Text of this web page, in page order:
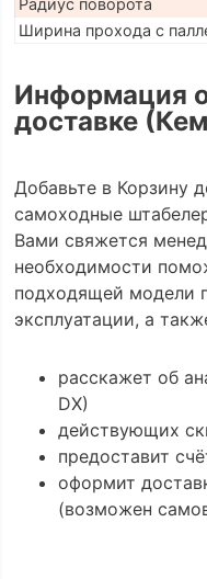
Радиус поворота
Ширина прохода с
Информация
доставке
Добавьте в Корзину
самоходные
Вами свяжется
необходимости
подходящей модели
эксплуатации, а
расскажет об
DX)
действующих
предоставит
оформит
(возможен